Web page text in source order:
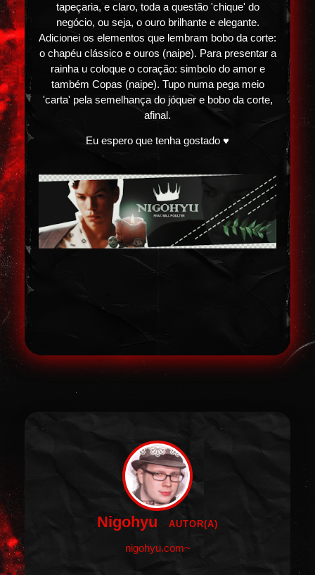
tapeçaria, e claro, toda a questão 'chique' do
negócio, ou seja, o ouro brilhante e elegante.
Adicionei os elementos que lembram bobo da corte:
o chapéu clássico e ouros (naipe). Para presentar a
rainha u coloque o coração: simbolo do amor e
também Copas (naipe). Tupo numa pega meio
'carta' pela semelhança do jóquer e bobo da corte,
afinal.
Eu espero que tenha gostado ♥
Nigohyu AUTOR(A)
nigohyu.com~